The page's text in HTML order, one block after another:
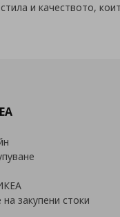
и качеството,
закупени стоки